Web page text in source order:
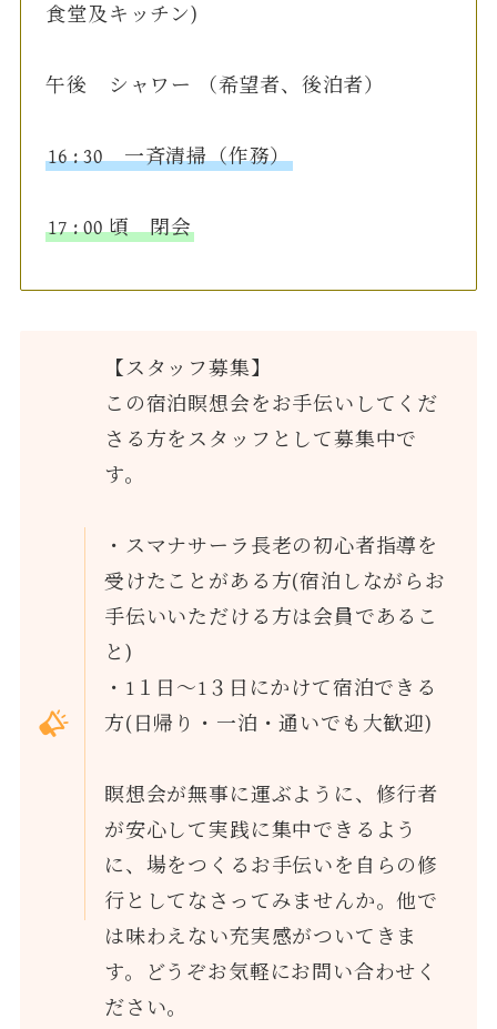
食堂及キッチン)
午後 シャワー （希望者、後泊者）
16 : 30 一斉清掃（作務）
17 : 00 頃 閉会
【スタッフ募集】
この宿泊瞑想会をお手伝いしてくだ
さる方をスタッフとして募集中で
す。
・スマナサーラ長老の初心者指導を
受けたことがある方(宿泊しながらお
手伝いいただける方は会員であるこ
と)
・1１日～1３日にかけて宿泊できる
方(日帰り・一泊・通いでも大歓迎)
瞑想会が無事に運ぶように、修行者
が安心して実践に集中できるよう
に、場をつくるお手伝いを自らの修
行としてなさってみませんか。他で
は味わえない充実感がついてきま
す。どうぞお気軽にお問い合わせく
ださい。